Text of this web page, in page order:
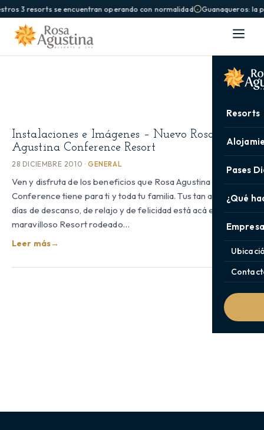
3 resorts se encuentran operando con normalidad Guanaqueros: la
Resorts
Pases
¿Qué
Instalaciones e Imágenes – Nuevo Rosa
Agustina Conference Resort
28 DICIEMBRE 2010 · GENERAL
Ven y disfruta de los beneficios que Rosa Agustina
Conference tiene para ti y toda tu familia. Tus tan anhelados
días de descanso, de relajo y de felicidad está acá en nuestro
maravilloso Resort rodeado…
Leer más→